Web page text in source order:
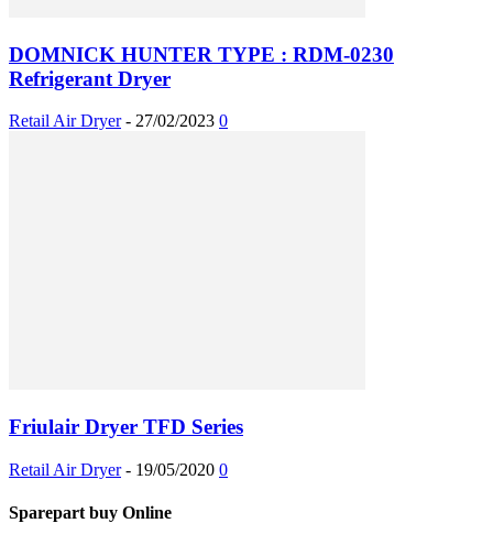
DOMNICK HUNTER TYPE : RDM-0230
Refrigerant Dryer
Retail Air Dryer - 27/02/2023 0
Friulair Dryer TFD Series
Retail Air Dryer - 19/05/2020 0
Sparepart buy Online